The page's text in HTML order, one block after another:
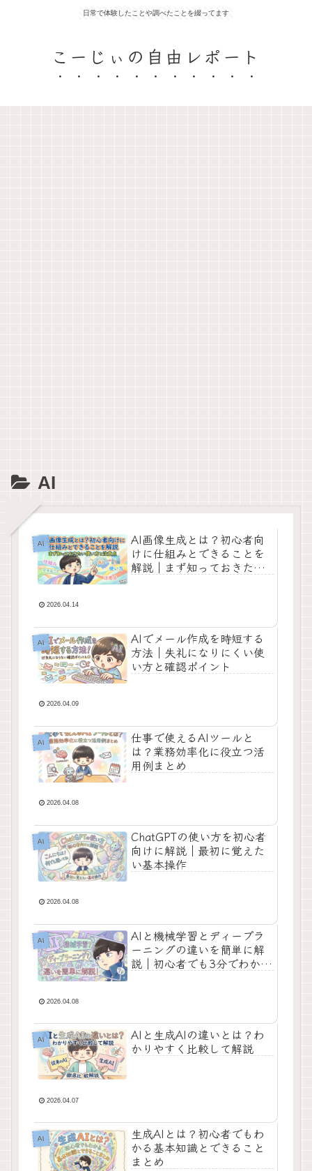
日常で体験したことや調べたことを綴ってます
こーじぃの自由レポート
AI
AI
AI画像生成とは？初心者向
けに仕組みとできることを
解説｜まず知っておきたい
2026.04.14
AI
AIでメール作成を時短する
方法｜失礼になりにくい使
い方と確認ポイント
2026.04.09
AI
仕事で使えるAIツールと
は？業務効率化に役立つ活
用例まとめ
2026.04.08
AI
ChatGPTの使い方を初心者
向けに解説｜最初に覚えた
い基本操作
2026.04.08
AI
AIと機械学習とディープラ
ーニングの違いを簡単に解
説｜初心者でも3分でわかる
2026.04.08
AI
AIと生成AIの違いとは？わ
かりやすく比較して解説
2026.04.07
AI
生成AIとは？初心者でもわ
かる基本知識とできること
まとめ